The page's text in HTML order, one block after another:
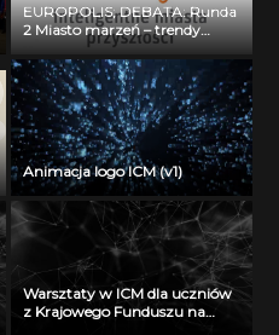
EUROPOLIS; DEBATA: Runda
2 Miasto marzeń – trendy
rozwojowe a preferencje
obywateli
Animacja logo ICM (v1)
Warsztaty w ICM dla uczniów
z Krajowego Funduszu na